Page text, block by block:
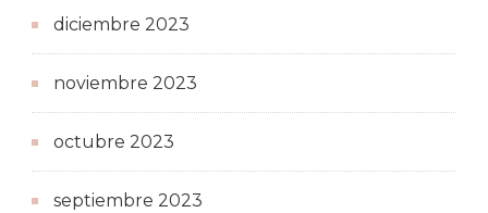
diciembre 2023
noviembre 2023
octubre 2023
septiembre 2023